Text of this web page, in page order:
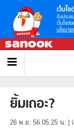
เว็บไซ
รับประ
เว็บไซต์
นโยบาย
ยิ้มเถอะ?
26 พ.ย. 56 05.25 น.